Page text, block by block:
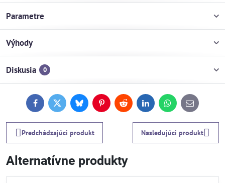
Parametre
Výhody
Diskusia 0
FacebookTwitterBlueskyPinterestReddit LinkedInWhatsApp
E-
mail
Predchádzajúci produkt Nasledujúci produkt
Alternatívne produkty